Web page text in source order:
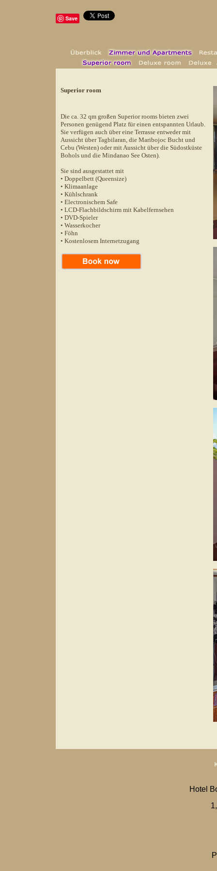
Save
Superior room
Die ca. 32 qm großen Superior rooms bieten zwei
Personen genügend Platz für einen entspannten Urlaub.
Sie verfügen auch über eine Terrasse entweder mit
Aussicht über Tagbilaran, die Maribojoc Bucht und
Cebu (Westen) oder mit Aussicht über die Südostküste
Bohols und die Mindanao See Osten).
Sie sind ausgestattet mit
• Doppelbett (Queensize)
• Klimaanlage
• Kühlschrank
• Electronischem Safe
• LCD-Flachbildschirm mit Kabelfernsehen
• DVD-Spieler
• Wasserkocher
• Föhn
• Kostenlosem Internetzugang
Hotel